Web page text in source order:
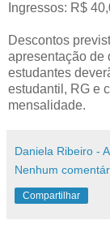
Ingressos: R$
Descontos
apresentação de
estudantes
estudantil, RG e
mensalidade.
Daniela Ribeiro -
Nenhum
Compartilhar